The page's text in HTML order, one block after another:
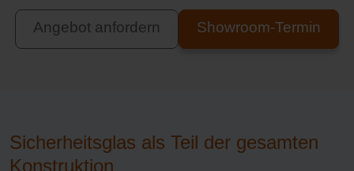
Angebot anfordern Showroom-Termin
Sicherheitsglas als Teil der gesamten
Konstruktion